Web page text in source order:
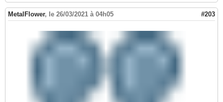
MetalFlower, le 26/03/2021 à 04h05 #203